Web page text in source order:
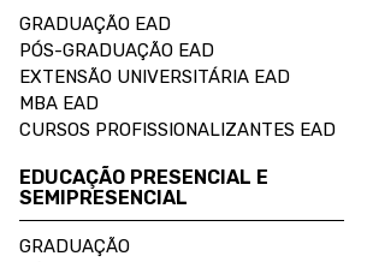
GRADUAÇÃO EAD
PÓS-GRADUAÇÃO EAD
EXTENSÃO UNIVERSITÁRIA EAD
MBA EAD
CURSOS PROFISSIONALIZANTES EAD
EDUCAÇÃO PRESENCIAL E
SEMIPRESENCIAL
GRADUAÇÃO